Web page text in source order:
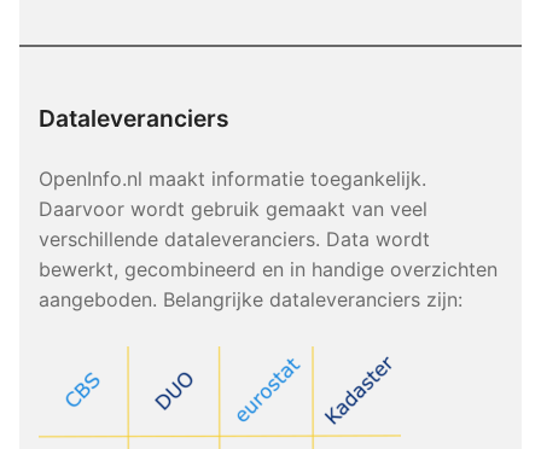
Dataleveranciers
OpenInfo.nl maakt informatie toegankelijk.
Daarvoor wordt gebruik gemaakt van veel
verschillende dataleveranciers. Data wordt
bewerkt, gecombineerd en in handige overzichten
aangeboden. Belangrijke dataleveranciers zijn: